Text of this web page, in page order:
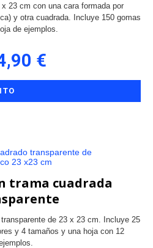
23 cm con una cara formada por
y otra cuadrada. Incluye 150 gomas
de ejemplos.
€
trama cuadrada
de 23 x 23 cm. Incluye 25
y 4 tamaños y una hoja con 12